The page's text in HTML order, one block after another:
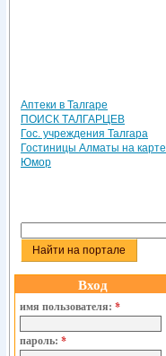
Аптеки в Талгаре
ПОИСК ТАЛГАРЦЕВ
Гос. учреждения Талгара
Гостиницы Алматы на карте
Юмор
Вход
имя пользователя: *
пароль: *